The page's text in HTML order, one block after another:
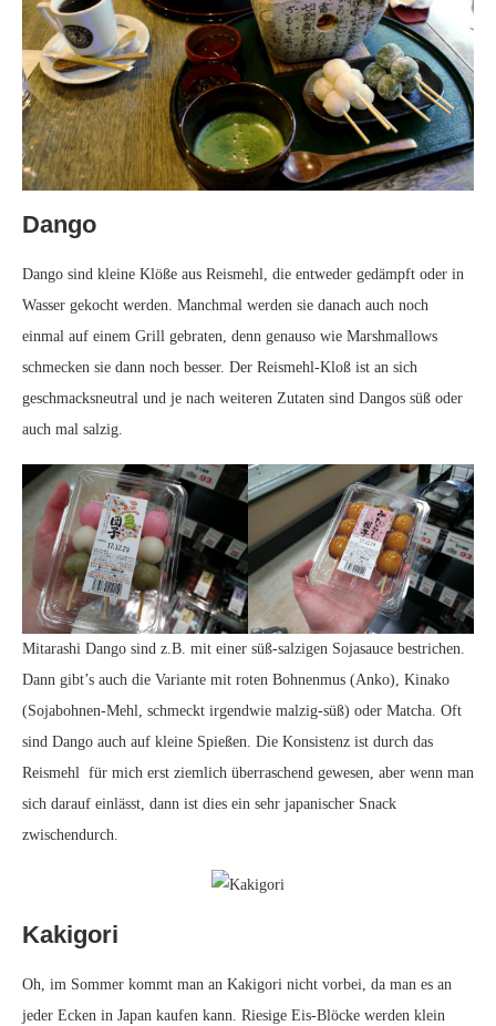
Dango
Dango sind kleine Klöße aus Reismehl, die entweder gedämpft oder in
Wasser gekocht werden. Manchmal werden sie danach auch noch
einmal auf einem Grill gebraten, denn genauso wie Marshmallows
schmecken sie dann noch besser. Der Reismehl-Kloß ist an sich
geschmacksneutral und je nach weiteren Zutaten sind Dangos süß oder
auch mal salzig.
Mitarashi Dango sind z.B. mit einer süß-salzigen Sojasauce bestrichen.
Dann gibt’s auch die Variante mit roten Bohnenmus (Anko), Kinako
(Sojabohnen-Mehl, schmeckt irgendwie malzig-süß) oder Matcha. Oft
sind Dango auch auf kleine Spießen. Die Konsistenz ist durch das
Reismehl für mich erst ziemlich überraschend gewesen, aber wenn man
sich darauf einlässt, dann ist dies ein sehr japanischer Snack
zwischendurch.
Kakigori
Oh, im Sommer kommt man an Kakigori nicht vorbei, da man es an
jeder Ecken in Japan kaufen kann. Riesige Eis-Blöcke werden klein